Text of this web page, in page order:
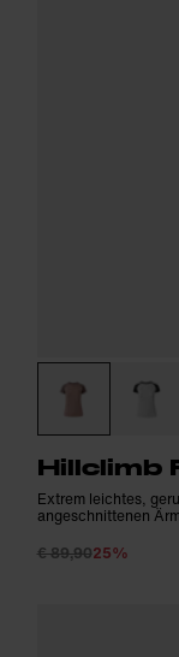
Hillclimb
Extrem leichtes,
angeschnittenen
€ 89,9025%